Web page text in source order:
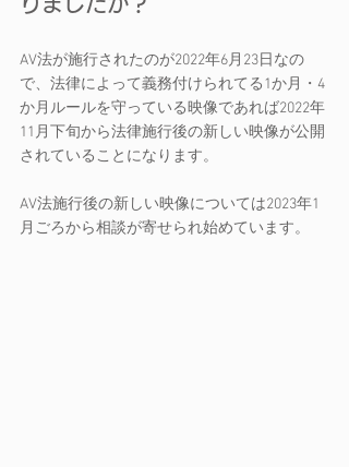
AV法が施行されたのが2022年6月23日なの
で、法律によって義務付けられてる1か月・4
か月ルールを守っている映像であれば2022年
11月下旬から法律施行後の新しい映像が公開
されていることになります。
AV法施行後の新しい映像については2023年1
月ごろから相談が寄せられ始めています。